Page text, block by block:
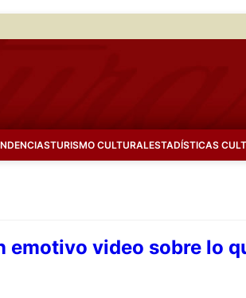
TURISMO CULTURALESTADÍSTICAS
video sobre lo